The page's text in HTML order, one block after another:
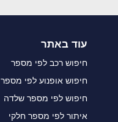
עוד באתר
חיפוש רכב לפי מספר
חיפוש אופנוע לפי מספר
חיפוש לפי מספר שלדה
איתור לפי מספר חלקי